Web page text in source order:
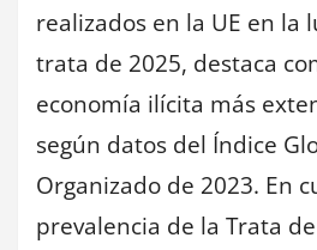
realizados en la UE en la
trata de 2025, destaca
economía ilícita más
según datos del Índice
Organizado de 2023. En
prevalencia de la Trata